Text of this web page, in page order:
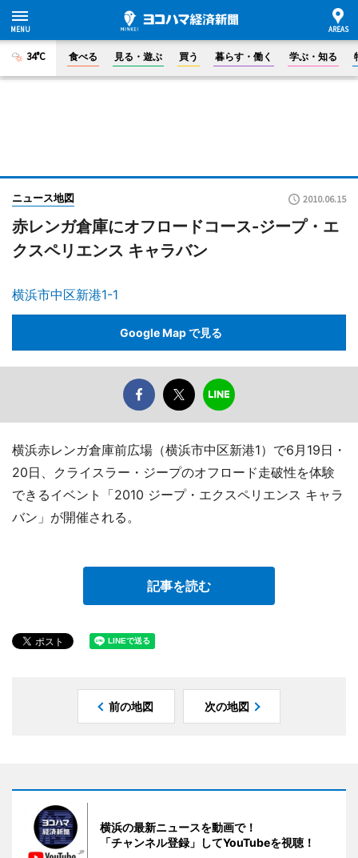
34°C 食べる 見る・遊ぶ 買う 暮らす・働く 学ぶ・知る
ニュース地図 2010.06.15
赤レンガ倉庫にオフロードコース-ジープ・エ
クスペリエンス キャラバン
横浜市中区新港1-1
Google Map で見る
横浜赤レンガ倉庫前広場（横浜市中区新港1）で6月19日・
20日、クライスラー・ジープのオフロード走破性を体験
できるイベント「2010 ジープ・エクスペリエンス キャラ
バン」が開催される。
記事を読む
前の地図 次の地図
横浜の最新ニュースを動画で！
「チャンネル登録」してYouTubeを視聴！